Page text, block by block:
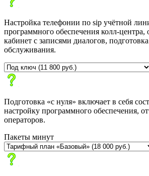
Настройка телефонии по sip учётной
программного обеспечения колл-центра,
кабинет с записями диалогов,
обслуживания.
Подготовка «с нуля» включает в себя
настройку программного обеспечения,
операторов.
Пакеты минут